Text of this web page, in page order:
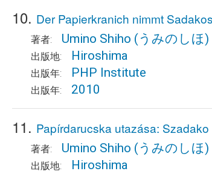
10. Der Papierkranich nimmt
著者: Umino Shiho (うみのしほ)
出版地: Hiroshima
出版年: PHP Institute
出版年: 2010
11. Papírdarucska utazása:
著者: Umino Shiho (うみのしほ)
出版地: Hiroshima